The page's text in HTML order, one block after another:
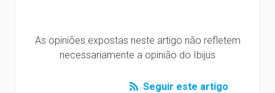
As opiniões expostas neste artigo não refletem
necessariamente a opinião do Ibijus
Seguir este artigo